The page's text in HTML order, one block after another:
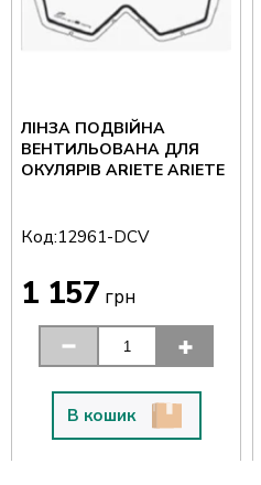
ЛІНЗА ПОДВІЙНА
ВЕНТИЛЬОВАНА ДЛЯ
ОКУЛЯРІВ ARIETE ARIETE
Код:12961-DCV
1 157 грн
В кошик